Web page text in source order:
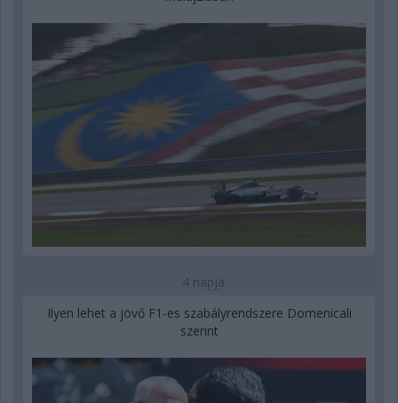
4 napja
Ilyen lehet a jövő F1-es szabályrendszere Domenicali
szerint